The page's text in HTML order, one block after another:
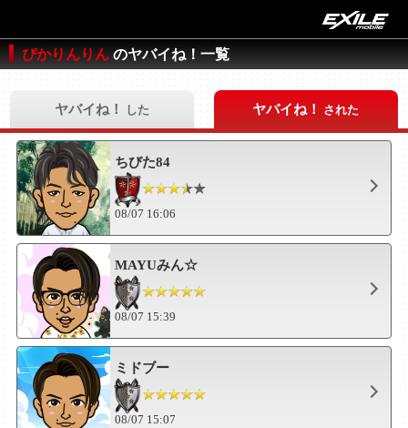
ぴかりんりん のヤバイね！一覧
ヤバイね！ した ヤバイね！ された
ちびた84
08/07 16:06
MAYUみん☆
08/07 15:39
ミドブー
08/07 15:07